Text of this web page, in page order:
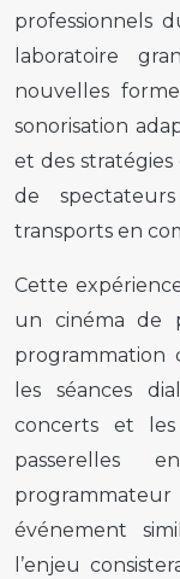
professionnels
laboratoire
nouvelles
sonorisation
et des
de
transports en
Cette
un cinéma de
programmation
les séances
concerts et
passerelles
événement
l’enjeu